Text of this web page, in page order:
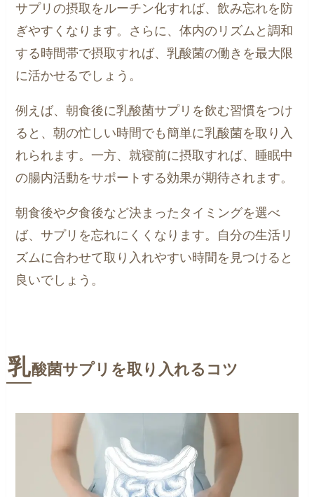
サプリの摂取をルーチン化すれば、飲み忘れを防
ぎやすくなります。さらに、体内のリズムと調和
する時間帯で摂取すれば、乳酸菌の働きを最大限
に活かせるでしょう。
例えば、朝食後に乳酸菌サプリを飲む習慣をつけ
ると、朝の忙しい時間でも簡単に乳酸菌を取り入
れられます。一方、就寝前に摂取すれば、睡眠中
の腸内活動をサポートする効果が期待されます。
朝食後や夕食後など決まったタイミングを選べ
ば、サプリを忘れにくくなります。自分の生活リ
ズムに合わせて取り入れやすい時間を見つけると
良いでしょう。
乳酸菌サプリを取り入れるコツ